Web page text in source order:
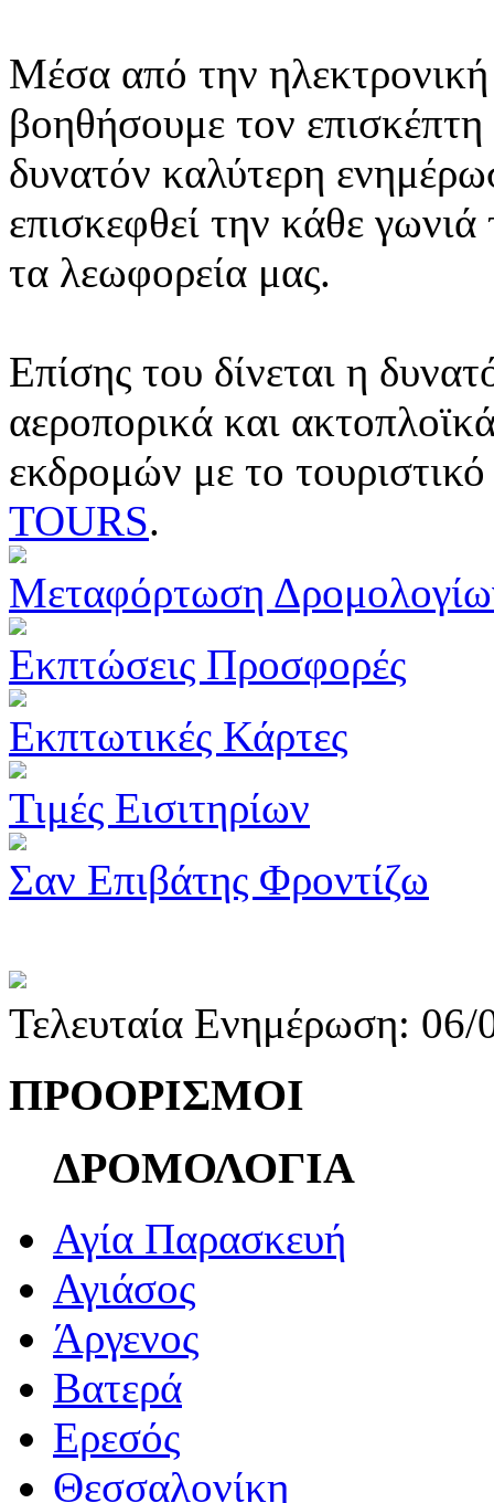
Μέσα από την ηλεκτρονική
βοηθήσουμε τον
δυνατόν καλύτερη
επισκεφθεί την κάθε
τα λεωφορεία μας.
Επίσης του δίνεται η
αεροπορικά και
εκδρομών με το
TOURS.
Μεταφόρτωση
Εκπτώσεις Προσφορές
Εκπτωτικές Κάρτες
Τιμές Εισιτηρίων
Σαν Επιβάτης Φροντίζω
Τελευταία Ενημέρωση:
ΠΡΟΟΡΙΣΜΟΙ
ΔΡΟΜΟΛΟΓΙΑ
Αγία Παρασκευή
Αγιάσος
Άργενος
Βατερά
Ερεσός
Θεσσαλονίκη